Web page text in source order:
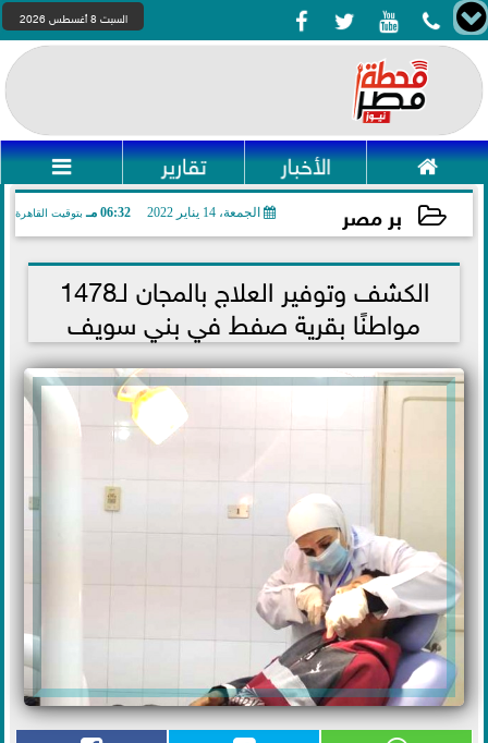
    السبت 8 أغسطس 2026
 الأخبار تقارير 
بر مصر الجمعة، 14 يناير 2022 06:32 مـ بتوقيت القاهرة
2022-01-14 18:32:36 الكشف وتوفير العلاج بالمجان لـ1478
مواطنًا بقرية صفط في بني سويف